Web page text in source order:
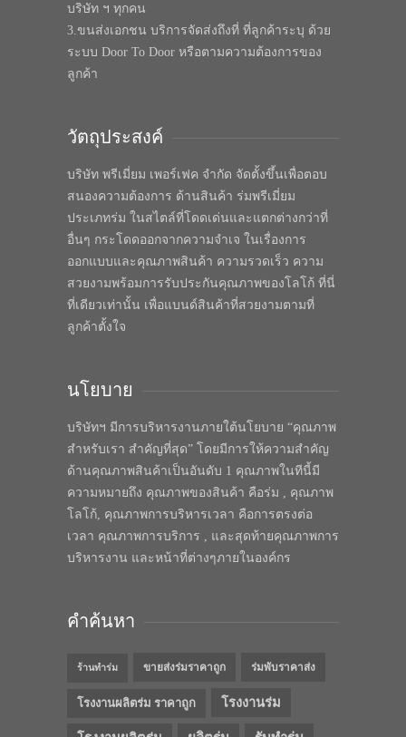
บริษัท ฯ ทุกคน
3.ขนส่งเอกชน บริการจัดส่งถึงที่ ที่ลูกค้าระบุ ด้วย
ระบบ Door To Door หรือตามความต้องการของ
ลูกค้า
วัตถุประสงค์
บริษัท พรีเมี่ยม เพอร์เฟค จำกัด จัดตั้งขึ้นเพื่อตอบ
สนองความต้องการ ด้านสินค้า ร่มพรีเมี่ยม
ประเภทร่ม ในสไตล์ที่โดดเด่นและแตกต่างกว่าที่
อื่นๆ กระโดดออกจากความจำเจ ในเรื่องการ
ออกแบบและคุณภาพสินค้า ความรวดเร็ว ความ
สวยงามพร้อมการรับประกันคุณภาพของโลโก้ ที่นี่
ที่เดียวเท่านั้น เพื่อแบนด์สินค้าที่สวยงามตามที่
ลูกค้าตั้งใจ
นโยบาย
บริษัทฯ มีการบริหารงานภายใต้นโยบาย “คุณภาพ
สำหรับเรา สำคัญที่สุด” โดยมีการให้ความสำคัญ
ด้านคุณภาพสินค้าเป็นอันดับ 1 คุณภาพในทีนี้มี
ความหมายถึง คุณภาพของสินค้า คือร่ม , คุณภาพ
โลโก้, คุณภาพการบริหารเวลา คือการตรงต่อ
เวลา คุณภาพการบริการ , และสุดท้ายคุณภาพการ
บริหารงาน และหน้าที่ต่างๆภายในองค์กร
คำค้นหา
ร้านทำร่ม ขายส่งร่มราคาถูก ร่มพับราคาส่ง
โรงงานผลิตร่ม ราคาถูก โรงงานร่ม